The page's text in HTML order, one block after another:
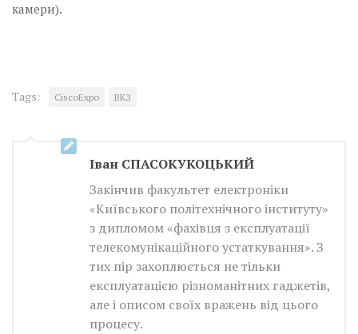
камери).
Tags: CiscoExpo ВКЗ
Iван СПАСОКУКОЦЬКИЙ
Закінчив факультет електроніки
«Київського політехнічного інституту»
з дипломом «фахівця з експлуатації
телекомунікаційного устаткування». З
тих пір захоплюється не тільки
експлуатацією різноманітних гаджетів,
але і описом своїх вражень від цього
процесу.